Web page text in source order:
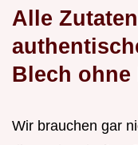
Alle
Blech ohne
Wir brauchen gar